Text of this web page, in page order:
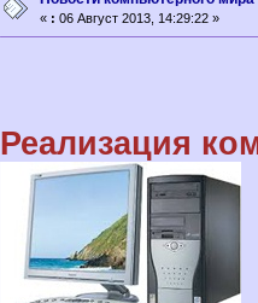
« : 06 Август 2013, 14:29:22 »
Реализация